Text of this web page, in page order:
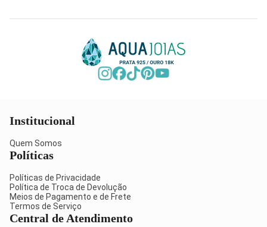
Institucional
Quem Somos
Políticas
Políticas de Privacidade
Política de Troca de Devolução
Meios de Pagamento e de Frete
Termos de Serviço
Central de Atendimento